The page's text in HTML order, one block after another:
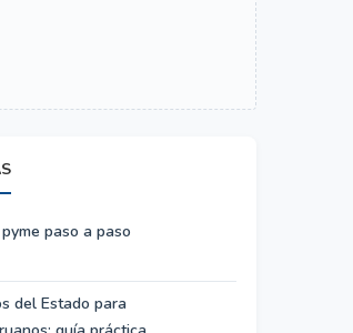
paso a paso
del Estado para